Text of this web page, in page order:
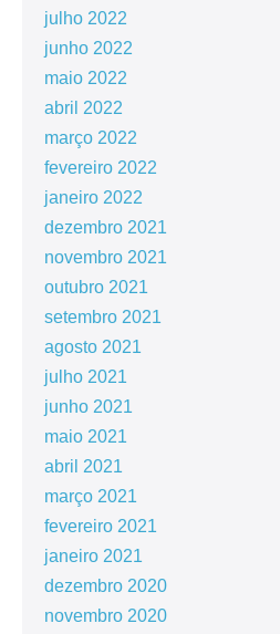
julho 2022
junho 2022
maio 2022
abril 2022
março 2022
fevereiro 2022
janeiro 2022
dezembro 2021
novembro 2021
outubro 2021
setembro 2021
agosto 2021
julho 2021
junho 2021
maio 2021
abril 2021
março 2021
fevereiro 2021
janeiro 2021
dezembro 2020
novembro 2020